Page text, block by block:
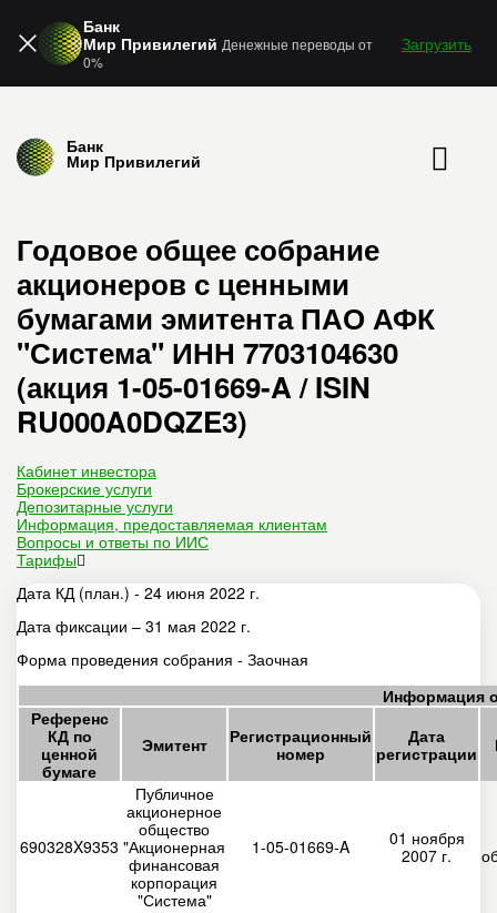
Банк
Мир Привилегий Денежные переводы от
0%
Загрузить
Банк
Мир Привилегий
Годовое общее собрание
акционеров с ценными
бумагами эмитента ПАО АФК
"Система" ИНН 7703104630
(акция 1-05-01669-A / ISIN
RU000A0DQZE3)
Кабинет инвестора
Брокерские услуги
Депозитарные услуги
Информация, предоставляемая клиентам
Вопросы и ответы по ИИС
Тарифы
Дата КД (план.) - 24 июня 2022 г.
Дата фиксации – 31 мая 2022 г.
Форма проведения собрания - Заочная
Информация
Референс
КД по
ценной
бумаге
Эмитент
Регистрационный
номер
Дата
регистрации
690328X9353
Публичное
акционерное
общество
"Акционерная
финансовая
корпорация
"Система"
1-05-01669-A
01 ноября
2007 г.